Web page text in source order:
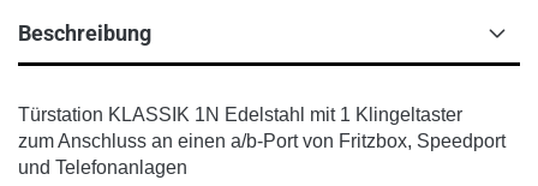
Beschreibung
Türstation KLASSIK 1N Edelstahl mit 1 Klingeltaster
zum Anschluss an einen a/b-Port von Fritzbox, Speedport
und Telefonanlagen